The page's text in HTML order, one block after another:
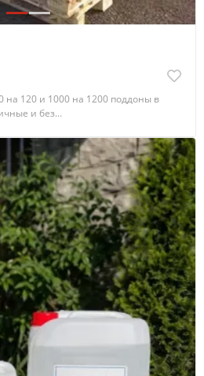
на 120 и 1000 на 1200 поддоны в
и без...